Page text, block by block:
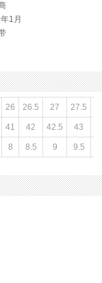
1月
26 26.5 27 27.5
41 42 42.5 43
8 8.5 9 9.5